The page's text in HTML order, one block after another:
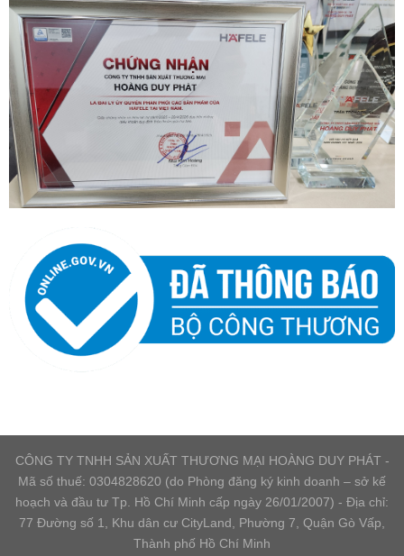
CÔNG TY TNHH SẢN XUẤT THƯƠNG MẠI HOÀNG DUY PHÁT -
Mã số thuế: 0304828620 (do Phòng đăng ký kinh doanh – sở kế
hoạch và đầu tư Tp. Hồ Chí Minh cấp ngày 26/01/2007) - Địa chỉ:
77 Đường số 1, Khu dân cư CityLand, Phường 7, Quận Gò Vấp,
Thành phố Hồ Chí Minh